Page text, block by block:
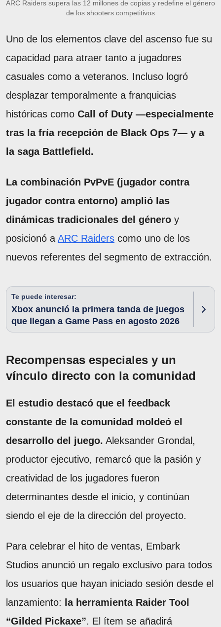
ARC Raiders supera las 12 millones de copias y redefine el género
de los shooters competitivos
Uno de los elementos clave del ascenso fue su
capacidad para atraer tanto a jugadores
casuales como a veteranos. Incluso logró
desplazar temporalmente a franquicias
históricas como Call of Duty —especialmente
tras la fría recepción de Black Ops 7— y a
la saga Battlefield.
La combinación PvPvE (jugador contra
jugador contra entorno) amplió las
dinámicas tradicionales del género y
posicionó a ARC Raiders como uno de los
nuevos referentes del segmento de extracción.
Te puede interesar:
Xbox anunció la primera tanda de juegos
que llegan a Game Pass en agosto 2026
Recompensas especiales y un
vínculo directo con la comunidad
El estudio destacó que el feedback
constante de la comunidad moldeó el
desarrollo del juego. Aleksander Grondal,
productor ejecutivo, remarcó que la pasión y
creatividad de los jugadores fueron
determinantes desde el inicio, y continúan
siendo el eje de la dirección del proyecto.
Para celebrar el hito de ventas, Embark
Studios anunció un regalo exclusivo para todos
los usuarios que hayan iniciado sesión desde el
lanzamiento:
la herramienta Raider Tool
“Gilded Pickaxe”. El ítem se añadirá